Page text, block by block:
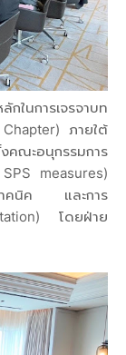
นการเจรจาบท
ภายใต้
คณะอนุกรรมการ
measures)
เทคนิค และการ
โดยฝ่าย